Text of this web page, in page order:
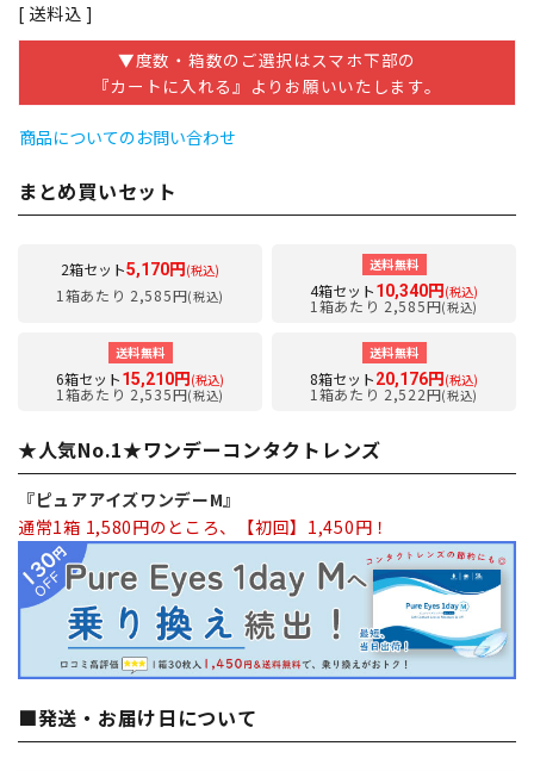
送料込
▼度数・箱数のご選択はスマホ下部の
『カートに入れる』よりお願いいたします。
商品についてのお問い合わせ
まとめ買いセット
2箱セット5,170円 (税込)
1箱あたり 2,585円(税込)
送料無料
4箱セット10,340円 (税込)
1箱あたり 2,585円(税込)
送料無料
6箱セット15,210円 (税込)
1箱あたり 2,535円(税込)
送料無料
8箱セット20,176円 (税込)
1箱あたり 2,522円(税込)
★人気No.1★ワンデーコンタクトレンズ
『ピュアアイズワンデーM』
通常1箱 1,580円のところ、【初回】1,450円！
■発送・お届け日について